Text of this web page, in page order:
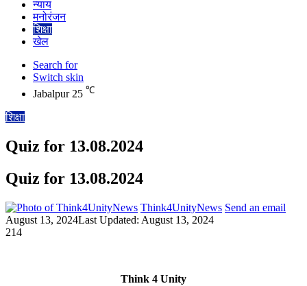
न्याय
मनोरंजन
शिक्षा
खेल
Search for
Switch skin
Jabalpur 25 ℃
शिक्षा
Quiz for 13.08.2024
Quiz for 13.08.2024
Think4UnityNews Send an email
August 13, 2024Last Updated: August 13, 2024
214
Think 4 Unity